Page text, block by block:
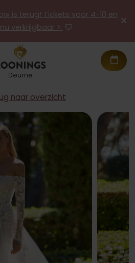
is terug! Tickets voor 4-10 en
nu verkrijgbaar >
Deurne
naar overzicht